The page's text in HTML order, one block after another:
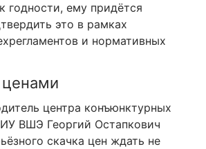
годности, ему придётся
это в рамках
и нормативных
ценами
центра конъюнктурных
ВШЭ Георгий Остапкович
скачка цен ждать не